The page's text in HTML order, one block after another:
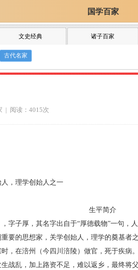
国学百家
文史经典 诸子百家
古代名家
| 阅读：4015次
，理学创始人之一
生平简介
子厚，其名字出自于“厚德载物”一句，
要的思想家，关学创始人，理学的奠基者之
在涪州（今四川涪陵）做官，死于疾病
战乱，加上路资不足，难以返乡，最终将